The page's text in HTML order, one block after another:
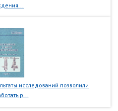
исследований позволили
р...